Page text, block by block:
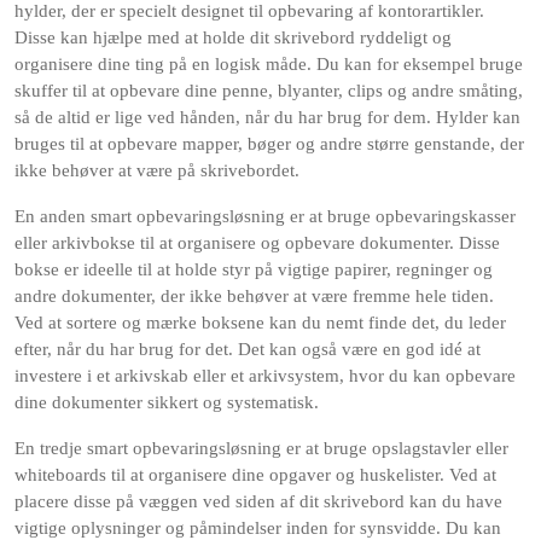
hylder, der er specielt designet til opbevaring af kontorartikler.
Disse kan hjælpe med at holde dit skrivebord ryddeligt og
organisere dine ting på en logisk måde. Du kan for eksempel bruge
skuffer til at opbevare dine penne, blyanter, clips og andre småting,
så de altid er lige ved hånden, når du har brug for dem. Hylder kan
bruges til at opbevare mapper, bøger og andre større genstande, der
ikke behøver at være på skrivebordet.
En anden smart opbevaringsløsning er at bruge opbevaringskasser
eller arkivbokse til at organisere og opbevare dokumenter. Disse
bokse er ideelle til at holde styr på vigtige papirer, regninger og
andre dokumenter, der ikke behøver at være fremme hele tiden.
Ved at sortere og mærke boksene kan du nemt finde det, du leder
efter, når du har brug for det. Det kan også være en god idé at
investere i et arkivskab eller et arkivsystem, hvor du kan opbevare
dine dokumenter sikkert og systematisk.
En tredje smart opbevaringsløsning er at bruge opslagstavler eller
whiteboards til at organisere dine opgaver og huskelister. Ved at
placere disse på væggen ved siden af dit skrivebord kan du have
vigtige oplysninger og påmindelser inden for synsvidde. Du kan